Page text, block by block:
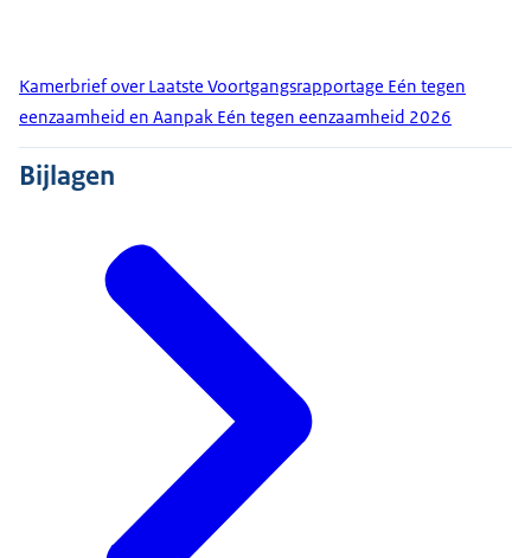
Kamerbrief over Laatste Voortgangsrapportage Eén tegen
eenzaamheid en Aanpak Eén tegen eenzaamheid 2026
Bijlagen